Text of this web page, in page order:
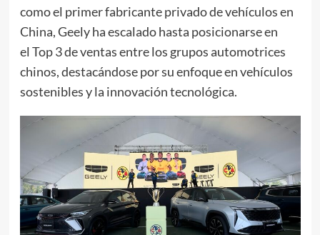
como el primer fabricante privado de vehículos en
China, Geely ha escalado hasta posicionarse en
el Top 3 de ventas entre los grupos automotrices
chinos, destacándose por su enfoque en vehículos
sostenibles y la innovación tecnológica.